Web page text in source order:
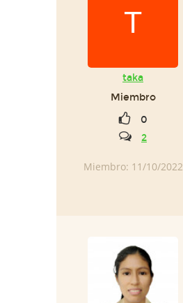
T
taka
Miembro
0
2
Miembro: 11/10/2022